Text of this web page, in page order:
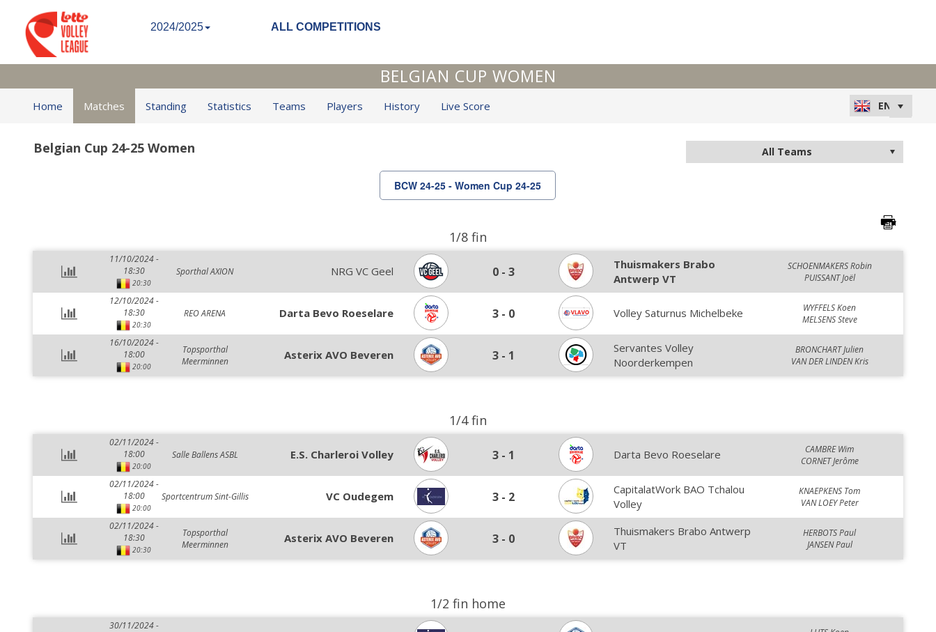
2024/2025 ALL COMPETITIONS
BELGIAN CUP WOMEN
Home Matches Standing Statistics Teams Players History Live Score
Belgian Cup 24-25 Women
BCW 24-25 - Women Cup 24-25
1/8 fin
11/10/2024 -
18:30
20:30
Sporthal AXION NRG VC Geel 0 - 3
Thuismakers Brabo
Antwerp VT
SCHOENMAKERS Robin
PUISSANT Joël
12/10/2024 -
18:30
20:30
REO ARENA Darta Bevo Roeselare 3 - 0 Volley Saturnus Michelbeke
WYFFELS Koen
MELSENS Steve
16/10/2024 -
18:00
20:00
Topsporthal
Meerminnen
Asterix AVO Beveren 3 - 1
Servantes Volley
Noorderkempen
BRONCHART Julien
VAN DER LINDEN Kris
1/4 fin
02/11/2024 -
18:00
20:00
Salle Ballens ASBL E.S. Charleroi Volley 3 - 1 Darta Bevo Roeselare
CAMBRE Wim
CORNET Jerôme
02/11/2024 -
18:00
20:00
Sportcentrum Sint-Gillis VC Oudegem 3 - 2
CapitalatWork BAO Tchalou
Volley
KNAEPKENS Tom
VAN LOEY Peter
02/11/2024 -
18:30
20:30
Topsporthal
Meerminnen
Asterix AVO Beveren 3 - 0
Thuismakers Brabo Antwerp
VT
HERBOTS Paul
JANSEN Paul
1/2 fin home
30/11/2024 -